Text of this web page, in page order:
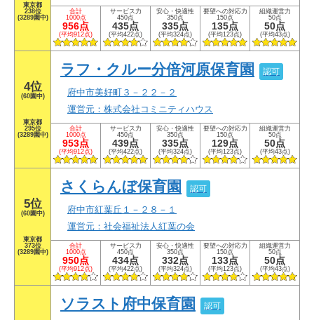
東京都
238位
(3289園中)
合計
1000点
956点
(平均912点)
サービス力
450点
435点
(平均422点)
安心・快適性
350点
335点
(平均324点)
要望への対応力
150点
135点
(平均123点)
組織運営力
50点
50点
(平均43点)
4位
(60園中)
東京都
295位
(3289園中)
ラフ・クルー分倍河原保育園 認可
府中市美好町３－２２－２
運営元：株式会社コミニティハウス
合計
1000点
953点
(平均912点)
サービス力
450点
439点
(平均422点)
安心・快適性
350点
335点
(平均324点)
要望への対応力
150点
129点
(平均123点)
組織運営力
50点
50点
(平均43点)
5位
(60園中)
東京都
373位
(3289園中)
さくらんぼ保育園 認可
府中市紅葉丘１－２８－１
運営元：社会福祉法人紅葉の会
合計
1000点
950点
(平均912点)
サービス力
450点
434点
(平均422点)
安心・快適性
350点
332点
(平均324点)
要望への対応力
150点
133点
(平均123点)
組織運営力
50点
50点
(平均43点)
ソラスト府中保育園 認可